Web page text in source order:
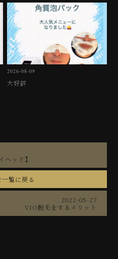
2026-08-09
大好評
ヘッド】
覧に戻る
2022-05-27
VIO脱毛をするメリット